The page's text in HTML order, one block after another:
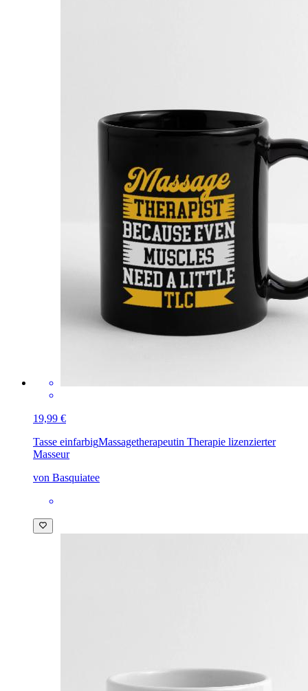
19,99 €
Tasse einfarbigMassagetherapeutin Therapie lizenzierter
Masseur
von Basquiatee